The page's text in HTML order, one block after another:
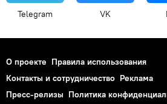
Telegram VK
О проекте Правила использования
Контакты и сотрудничество Реклама
Пресс-релизы Политика